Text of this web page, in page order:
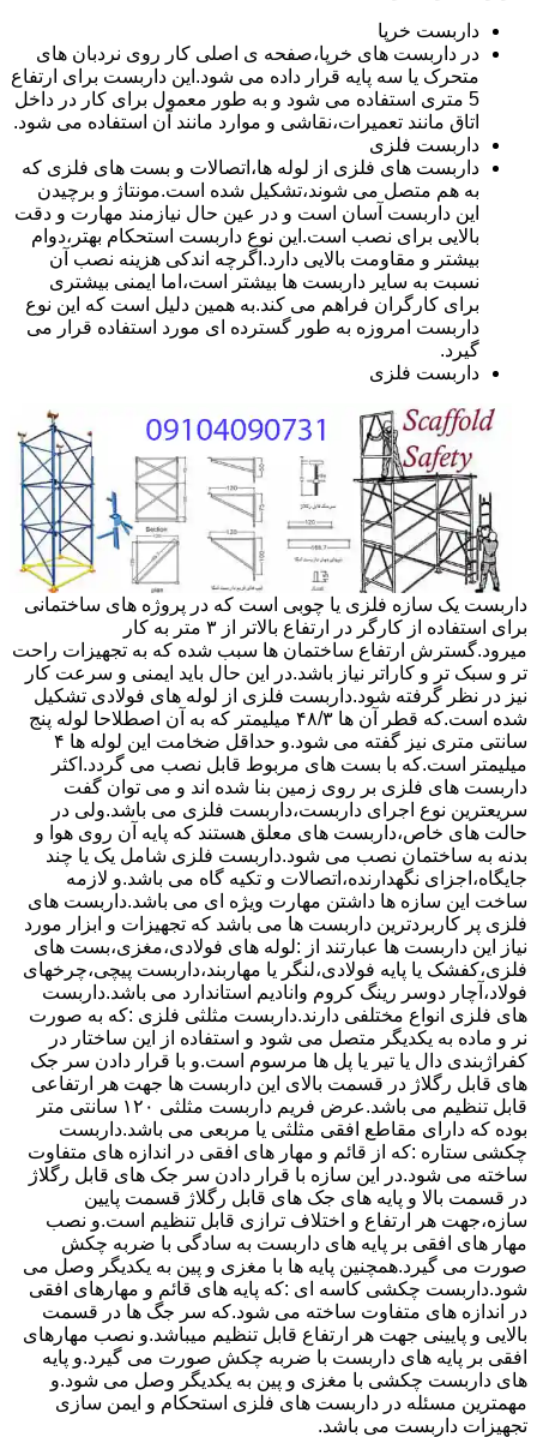
داربست خرپا
در داربست های خرپا،صفحه ی اصلی کار روی نردبان های
متحرک یا سه پایه قرار داده می شود.این داربست برای ارتفاع
5 متری استفاده می شود و به طور معمول برای کار در داخل
اتاق مانند تعمیرات،نقاشی و موارد مانند آن استفاده می شود.
داربست فلزی
داربست های فلزی از لوله ها،اتصالات و بست های فلزی که
به هم متصل می شوند،تشکیل شده است.مونتاژ و برچیدن
این داربست آسان است و در عین حال نیازمند مهارت و دقت
بالایی برای نصب است.این نوع داربست استحکام بهتر،دوام
بیشتر و مقاومت بالایی دارد.اگرچه اندکی هزینه نصب آن
نسبت به سایر داربست ها بیشتر است،اما ایمنی بیشتری
برای کارگران فراهم می کند.به همین دلیل است که این نوع
داربست امروزه به طور گسترده ای مورد استفاده قرار می
گیرد.
داربست فلزی
داربست یک سازه فلزی یا چوبی است که در پروژه های ساختمانی
برای استفاده از کارگر در ارتفاع بالاتر از ۳ متر به کار
میرود.گسترش ارتفاع ساختمان ها سبب شده که به تجهیزات راحت
تر و سبک تر و کاراتر نیاز باشد.در این حال باید ایمنی و سرعت کار
نیز در نظر گرفته شود.داربست فلزی از لوله های فولادی تشکیل
شده است.که قطر آن ها ۴۸/۳ میلیمتر که به آن اصطلاحا لوله پنج
سانتی متری نیز گفته می شود.و حداقل ضخامت این لوله ها ۴
میلیمتر است.که با بست های مربوط قابل نصب می گردد.اکثر
داربست های فلزی بر روی زمین بنا شده اند و می توان گفت
سریعترین نوع اجرای داربست،داربست فلزی می باشد.ولی در
حالت های خاص،داربست های معلق هستند که پایه آن روی هوا و
بدنه به ساختمان نصب می شود.داربست فلزی شامل یک یا چند
جایگاه،اجزای نگهدارنده،اتصالات و تکیه گاه می باشد.و لازمه
ساخت این سازه ها داشتن مهارت ویژه ای می باشد.داربست های
فلزی پر کاربردترین داربست ها می باشد که تجهیزات و ابزار مورد
نیاز این داربست ها عبارتند از :لوله های فولادی،مغزی،بست های
فلزی،کفشک یا پایه فولادی،لنگر یا مهاربند،داربست پیچی،چرخهای
فولاد،آچار دوسر رینگ کروم وانادیم استاندارد می باشد.داربست
های فلزی انواع مختلفی دارند.داربست مثلثی فلزی :که به صورت
نر و ماده به یکدیگر متصل می شود و استفاده از این ساختار در
کفراژبندی دال یا تیر یا پل ها مرسوم است.و با قرار دادن سر جک
های قابل رگلاژ در قسمت بالای این داربست ها جهت هر ارتفاعی
قابل تنظیم می باشد.عرض فریم داربست مثلثی ۱۲۰ سانتی متر
بوده که دارای مقاطع افقی مثلثی یا مربعی می باشد.داربست
چکشی ستاره :که از قائم و مهار های افقی در اندازه های متفاوت
ساخته می شود.در این سازه با قرار دادن سر جک های قابل رگلاژ
در قسمت بالا و پایه های جک های قابل رگلاژ قسمت پایین
سازه،جهت هر ارتفاع و اختلاف ترازی قابل تنظیم است.و نصب
مهار های افقی بر پایه های داربست به سادگی با ضربه چکش
صورت می گیرد.همچنین پایه ها با مغزی و پین به یکدیگر وصل می
شود.داربست چکشی کاسه ای :که پایه های قائم و مهارهای افقی
در اندازه های متفاوت ساخته می شود.که سر جگ ها در قسمت
بالایی و پایینی جهت هر ارتفاع قابل تنظیم میباشد.و نصب مهارهای
افقی بر پایه های داربست با ضربه چکش صورت می گیرد.و پایه
های داربست چکشی با مغزی و پین به یکدیگر وصل می شود.و
مهمترین مسئله در داربست های فلزی استحکام و ایمن سازی
تجهیزات داربست می باشد.